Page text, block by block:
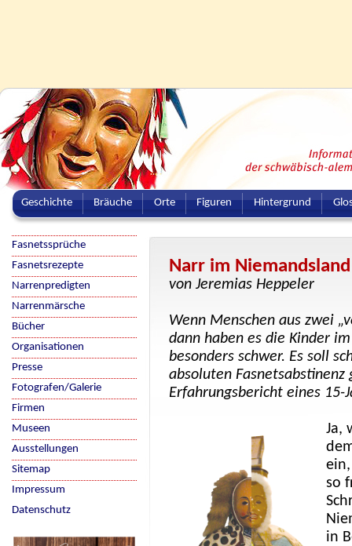
Geschichte Bräuche Orte Figuren Hintergrund
Narr im Niemandsland
von Jeremias Heppeler
Wenn Menschen aus zwei
dann haben es die Kinder
besonders schwer. Es soll
absoluten
Erfahrungsbericht eines 15-
Ja,
so
in
Fasnetssprüche
Fasnetsrezepte
Narrenpredigten
Narrenmärsche
Bücher
Organisationen
Presse
Fotografen/Galerie
Firmen
Museen
Ausstellungen
Sitemap
Impressum
Datenschutz